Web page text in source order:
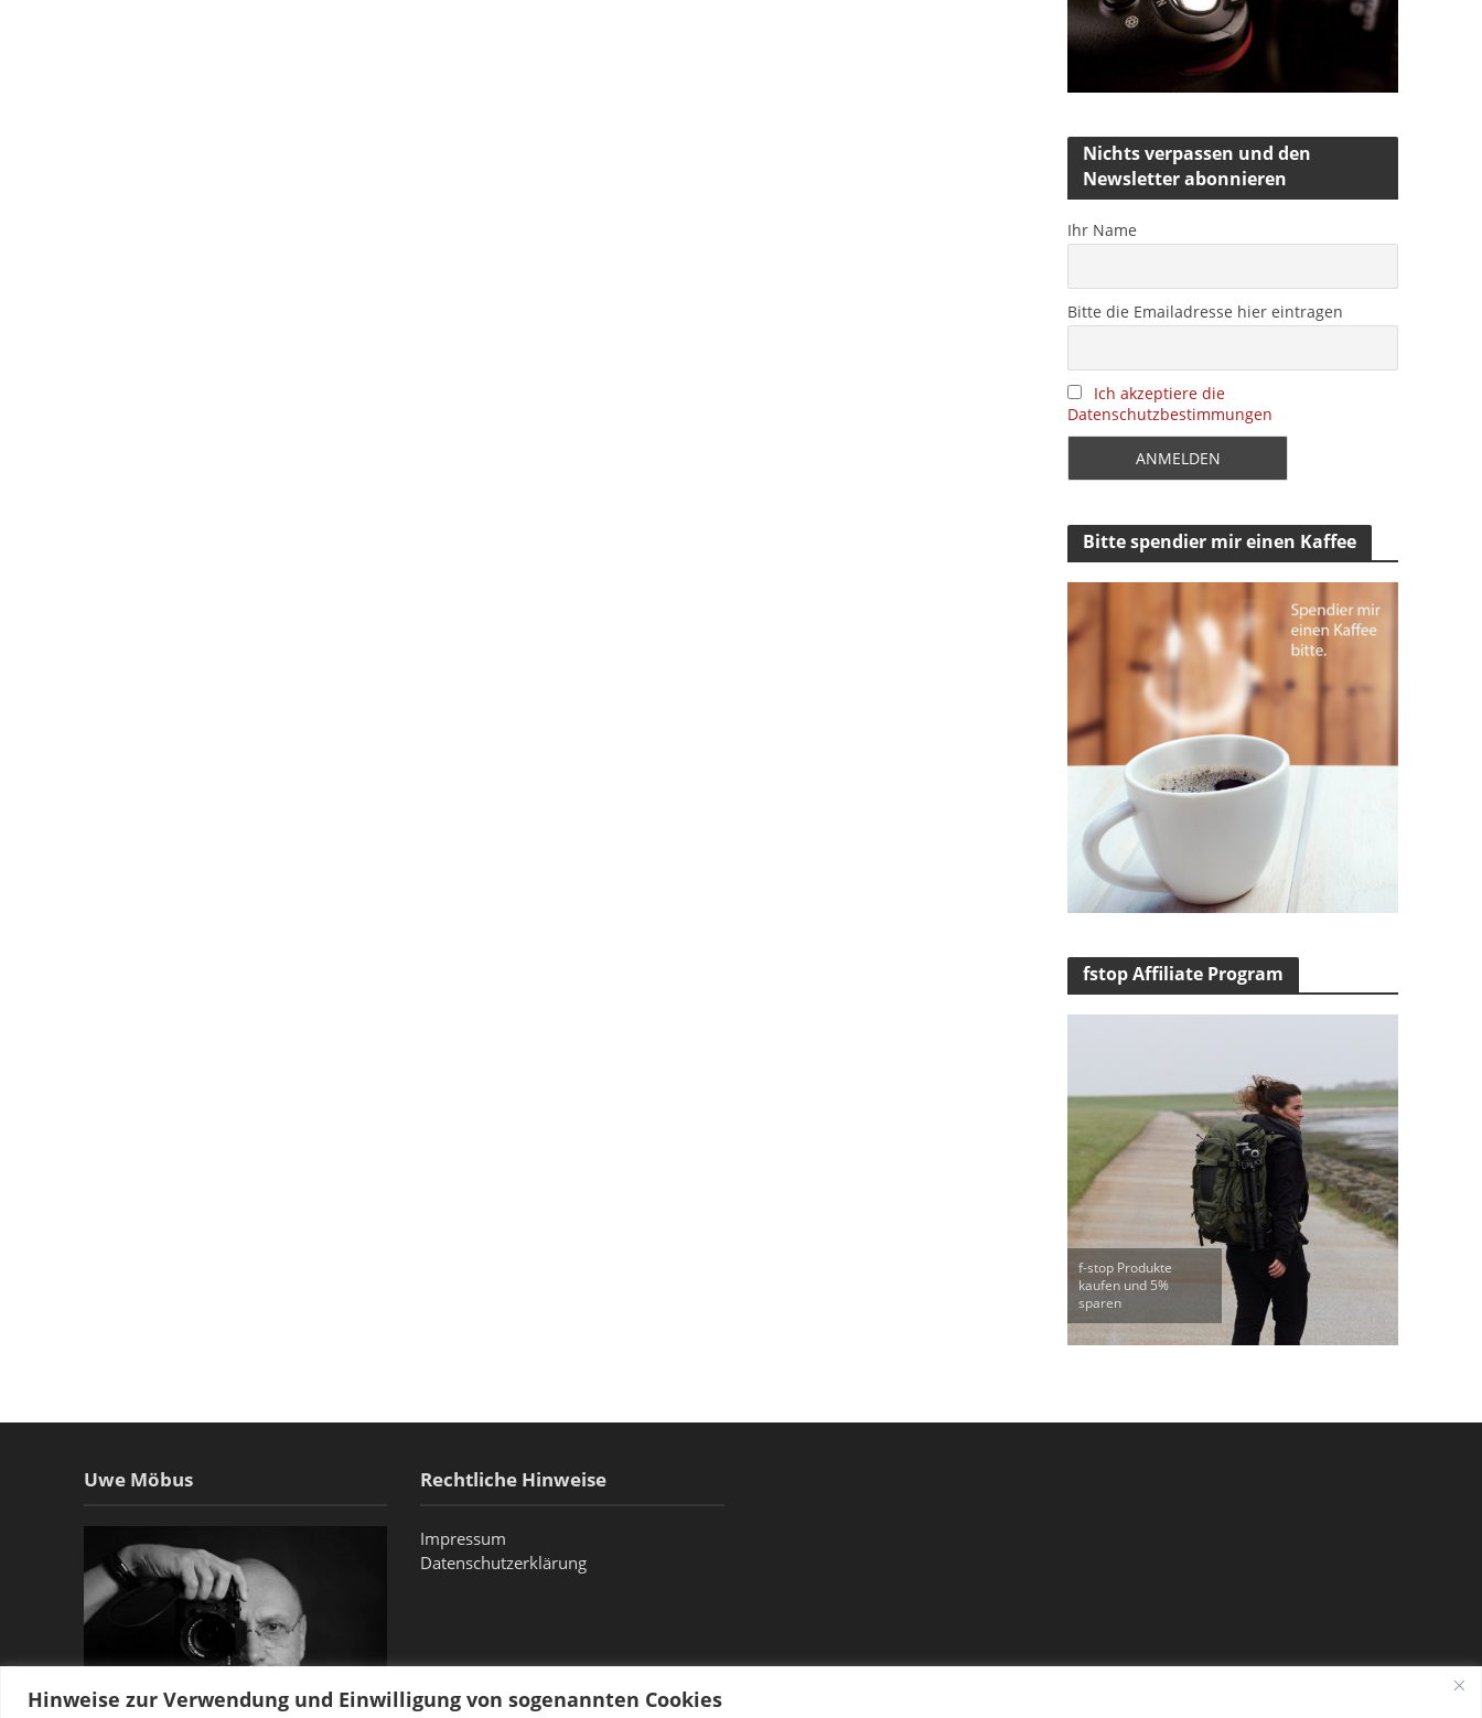
Hinweise zur Verwendung und Einwilligung von sogenannten Cookies
Nichts verpassen und den
Newsletter abonnieren
Ihr Name
Bitte die Emailadresse hier eintragen
Ich akzeptiere die
Datenschutzbestimmungen
Bitte spendier mir einen Kaffee
fstop Affiliate Program
f-stop Produkte
kaufen und 5%
sparen
Uwe Möbus Rechtliche Hinweise
Impressum
Datenschutzerklärung